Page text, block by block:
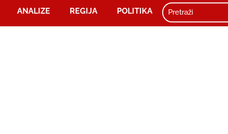
ANALIZE REGIJA POLITIKA